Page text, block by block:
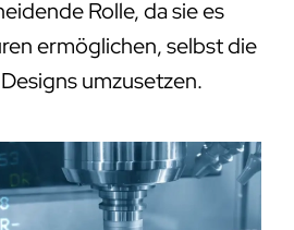
Rolle, da sie es
ermöglichen, selbst die
umzusetzen.